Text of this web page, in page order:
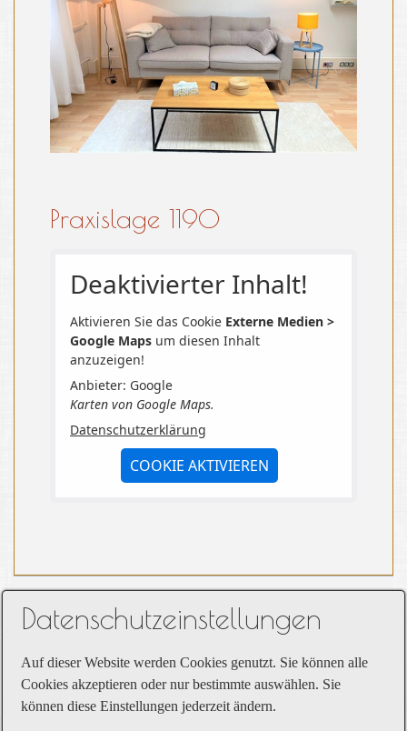
Praxislage 1190
Deaktivierter Inhalt!
Aktivieren Sie das Cookie Externe Medien >
Google Maps um diesen Inhalt
anzuzeigen!
Anbieter: Google
Karten von Google Maps.
Datenschutzerklärung
COOKIE AKTIVIEREN
Startseite Kontakt Impressum Datenschutz
Datenschutzeinstellungen
Auf dieser Website werden Cookies genutzt. Sie können alle
Cookies akzeptieren oder nur bestimmte auswählen. Sie
können diese Einstellungen jederzeit ändern.